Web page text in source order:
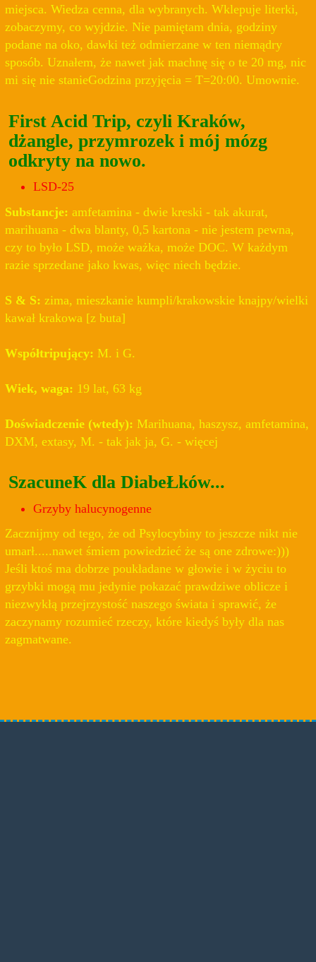
miejsca. Wiedza cenna, dla wybranych. Wklepuje literki,
zobaczymy, co wyjdzie. Nie pamiętam dnia, godziny
podane na oko, dawki też odmierzane w ten niemądry
sposób. Uznałem, że nawet jak machnę się o te 20 mg, nic
mi się nie stanieGodzina przyjęcia = T=20:00. Umownie.
First Acid Trip, czyli Kraków,
dżangle, przymrozek i mój mózg
odkryty na nowo.
LSD-25
Substancje: amfetamina - dwie kreski - tak akurat,
marihuana - dwa blanty, 0,5 kartona - nie jestem pewna,
czy to było LSD, może ważka, może DOC. W każdym
razie sprzedane jako kwas, więc niech będzie.
S & S: zima, mieszkanie kumpli/krakowskie knajpy/wielki
kawał krakowa [z buta]
Współtripujący: M. i G.
Wiek, waga: 19 lat, 63 kg
Doświadczenie (wtedy): Marihuana, haszysz, amfetamina,
DXM, extasy, M. - tak jak ja, G. - więcej
SzacuneK dla DiabeŁków...
Grzyby halucynogenne
Zacznijmy od tego, że od Psylocybiny to jeszcze nikt nie
umarł.....nawet śmiem powiedzieć że są one zdrowe:)))
Jeśli ktoś ma dobrze poukładane w głowie i w życiu to
grzybki mogą mu jedynie pokazać prawdziwe oblicze i
niezwykłą przejrzystość naszego świata i sprawić, że
zaczynamy rozumieć rzeczy, które kiedyś były dla nas
zagmatwane.